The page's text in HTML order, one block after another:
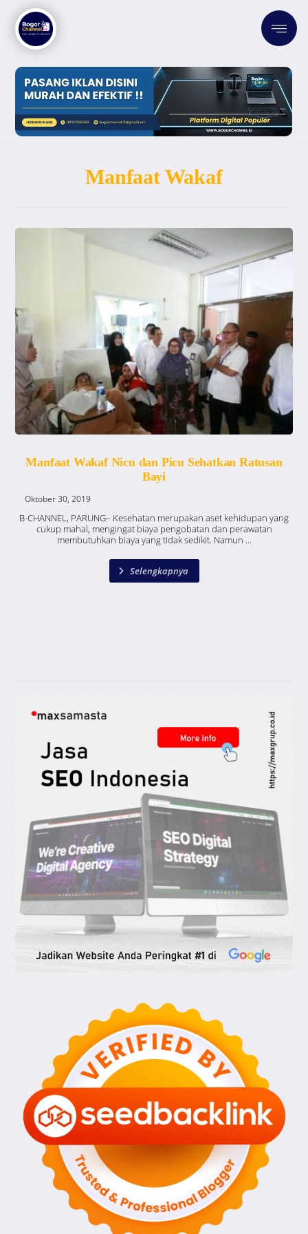
Manfaat Wakaf
Manfaat Wakaf Nicu dan Picu Sehatkan Ratusan
Bayi
Oktober 30, 2019
B-CHANNEL, PARUNG– Kesehatan merupakan aset kehidupan yang
cukup mahal, mengingat biaya pengobatan dan perawatan
membutuhkan biaya yang tidak sedikit. Namun ...
Selengkapnya